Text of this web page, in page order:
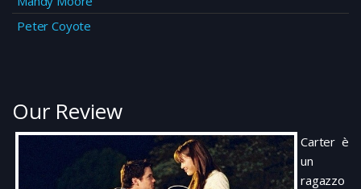
Peter Coyote
Our Review
Carter è
un
ragazzo